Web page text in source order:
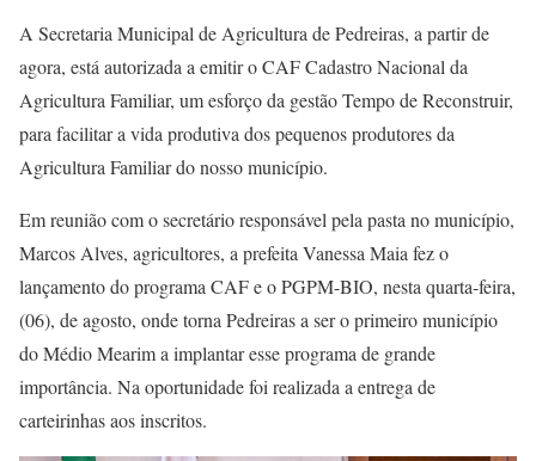
A Secretaria Municipal de Agricultura de Pedreiras, a partir de
agora, está autorizada a emitir o CAF Cadastro Nacional da
Agricultura Familiar, um esforço da gestão Tempo de Reconstruir,
para facilitar a vida produtiva dos pequenos produtores da
Agricultura Familiar do nosso município.
Em reunião com o secretário responsável pela pasta no município,
Marcos Alves, agricultores, a prefeita Vanessa Maia fez o
lançamento do programa CAF e o PGPM-BIO, nesta quarta-feira,
(06), de agosto, onde torna Pedreiras a ser o primeiro município
do Médio Mearim a implantar esse programa de grande
importância. Na oportunidade foi realizada a entrega de
carteirinhas aos inscritos.